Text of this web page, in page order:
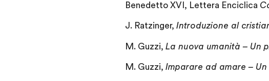
Benedetto XVI, Lettera Enciclica
J. Ratzinger, Introduzione al
M. Guzzi, La nuova umanità – Un
M. Guzzi, Imparare ad amare –